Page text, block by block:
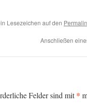
Lesezeichen auf den
Anschließen
Felder sind mit*